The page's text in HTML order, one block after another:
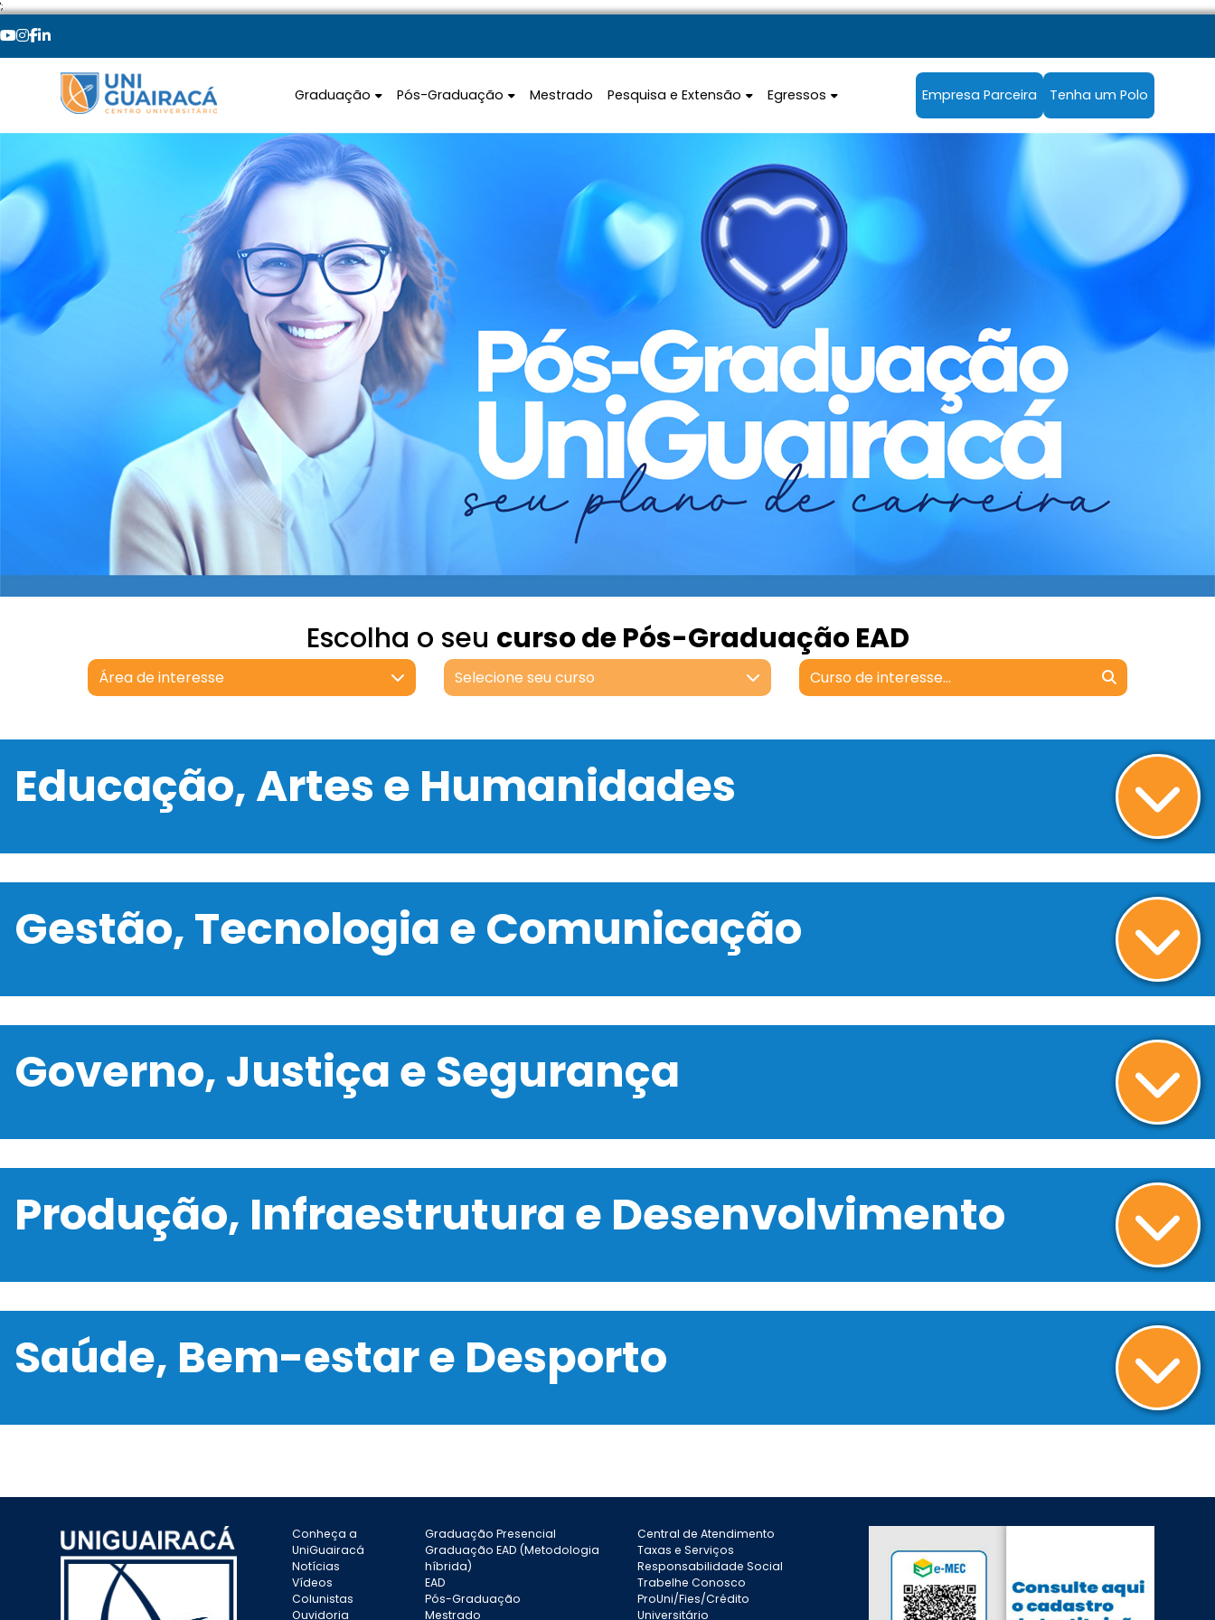
';
Graduação Pós-Graduação Mestrado Pesquisa e Extensão Egressos Empresa Parceira Tenha um Polo
Escolha o seu curso de Pós-Graduação EAD
Área de interesse Selecione seu curso
Educação, Artes e Humanidades
Gestão, Tecnologia e Comunicação
Governo, Justiça e Segurança
Produção, Infraestrutura e Desenvolvimento
Saúde, Bem-estar e Desporto
Conheça a
UniGuairacá
Notícias
Vídeos
Colunistas
Ouvidoria
Graduação Presencial
Graduação EAD (Metodologia
híbrida)
EAD
Pós-Graduação
Mestrado
Central de Atendimento
Taxas e Serviços
Responsabilidade Social
Trabelhe Conosco
ProUni/Fies/Crédito
Universitário